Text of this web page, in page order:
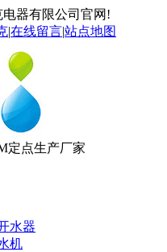
器有限公司官网!
|在线留言|站点地图
水器
机